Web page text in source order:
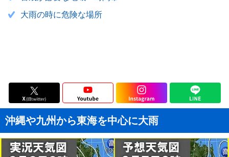
大雨の時に危険な場所
沖縄や九州から東海を中心に大雨